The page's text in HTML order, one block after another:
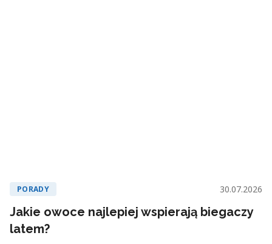
PORADY 30.07.2026
Jakie owoce najlepiej wspierają biegaczy
latem?